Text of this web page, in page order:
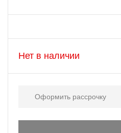
Нет в наличии
Оформить рассрочку